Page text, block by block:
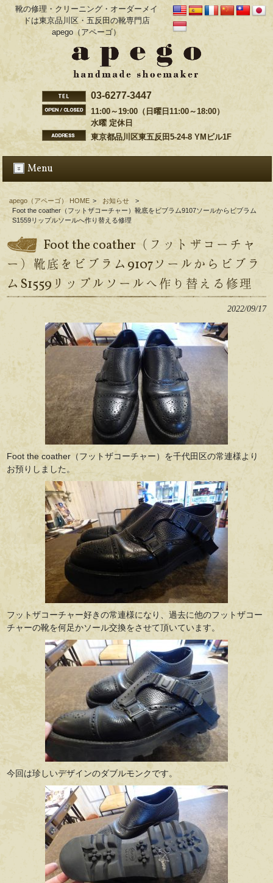
靴の修理・クリーニング・オーダーメイ
ドは東京品川区・五反田の靴専門店
apego（アペーゴ）
03-6277-3447
11:00～19:00（日曜日11:00～18:00）
水曜 定休日
東京都品川区東五反田5-24-8 YMビル1F
Menu
apego（アペーゴ） HOME > お知らせ
>
Foot the coather（フットザコーチャー）靴底をビブラム9107ソールからビブラム
S1559リップルソールへ作り替える修理
Foot the coather（フットザコーチャ
ー）靴底をビブラム9107ソールからビブラ
ムS1559リップルソールへ作り替える修理
2022/09/17
Foot the coather（フットザコーチャー）を千代田区の常連様より
お預りしました。
フットザコーチャー好きの常連様になり、過去に他のフットザコー
チャーの靴を何足かソール交換をさせて頂いています。
今回は珍しいデザインのダブルモンクです。